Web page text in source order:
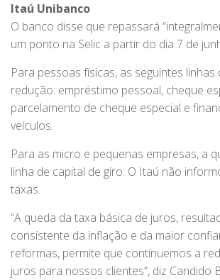
Itaú Unibanco
O banco disse que repassará
um ponto na Selic a partir do dia 7 de
Para pessoas físicas, as seguintes
redução: empréstimo pessoal, cheque
parcelamento de cheque especial e
veículos.
Para as micro e pequenas empresas, a
linha de capital de giro. O Itaú não
taxas.
“A queda da taxa básica de juros,
consistente da inflação e da maior
reformas, permite que continuemos a
juros para nossos clientes”, diz Candido